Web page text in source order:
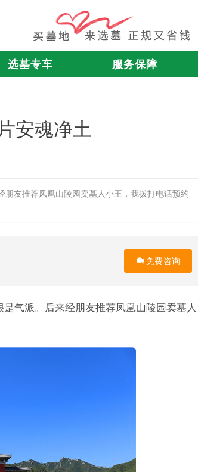
选墓专车 服务保障
安魂净土
友推荐凤凰山陵园卖墓人小王，我拨打电话预约
免费咨询
气派。后来经朋友推荐凤凰山陵园卖墓人